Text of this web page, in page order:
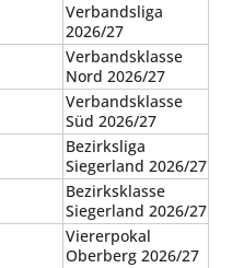
Verbandsliga
2026/27
Verbandsklasse
Nord 2026/27
Verbandsklasse
Süd 2026/27
Bezirksliga
Siegerland 2026/27
Bezirksklasse
Siegerland 2026/27
Viererpokal
Oberberg 2026/27